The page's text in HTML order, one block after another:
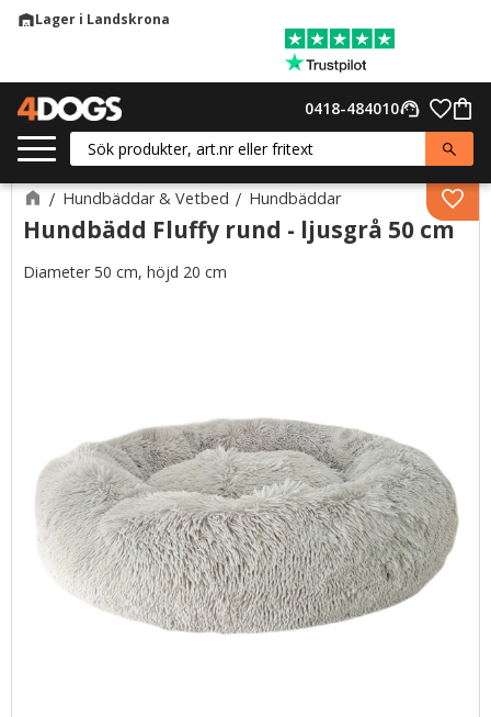
warehouseLager i Landskrona
support_agent
0418-484010
Hundbäddar & Vetbed Hundbäddar
Hundbädd Fluffy rund - ljusgrå 50 cm
Diameter 50 cm, höjd 20 cm